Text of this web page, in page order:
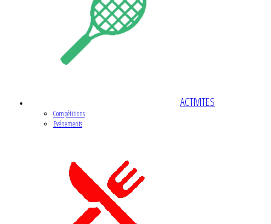
ACTIVITES
Compétitions
Evénements